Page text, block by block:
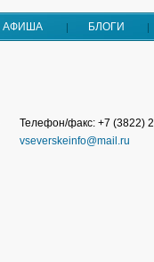
АФИША БЛОГИ
Телефон/факс: +7 (3822)
vseverskeinfo@mail.ru